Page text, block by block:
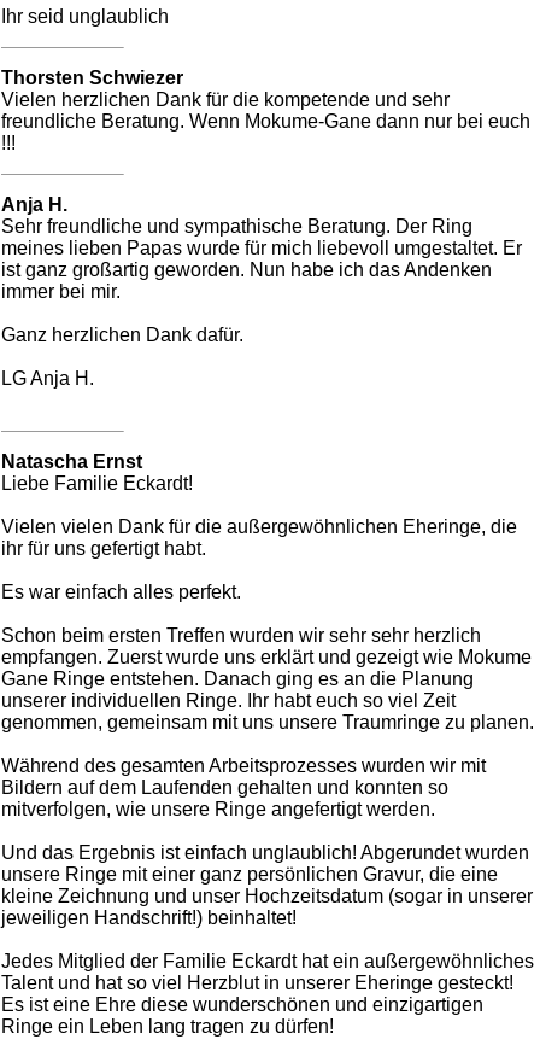
Ihr seid unglaublich
Thorsten Schwiezer
Vielen herzlichen Dank für die kompetende und sehr
freundliche Beratung. Wenn Mokume-Gane dann nur bei euch
!!!
Anja H.
Sehr freundliche und sympathische Beratung. Der Ring
meines lieben Papas wurde für mich liebevoll umgestaltet. Er
ist ganz großartig geworden. Nun habe ich das Andenken
immer bei mir.
Ganz herzlichen Dank dafür.
LG Anja H.
Natascha Ernst
Liebe Familie Eckardt!
Vielen vielen Dank für die außergewöhnlichen Eheringe, die
ihr für uns gefertigt habt.
Es war einfach alles perfekt.
Schon beim ersten Treffen wurden wir sehr sehr herzlich
empfangen. Zuerst wurde uns erklärt und gezeigt wie Mokume
Gane Ringe entstehen. Danach ging es an die Planung
unserer individuellen Ringe. Ihr habt euch so viel Zeit
genommen, gemeinsam mit uns unsere Traumringe zu planen.
Während des gesamten Arbeitsprozesses wurden wir mit
Bildern auf dem Laufenden gehalten und konnten so
mitverfolgen, wie unsere Ringe angefertigt werden.
Und das Ergebnis ist einfach unglaublich! Abgerundet wurden
unsere Ringe mit einer ganz persönlichen Gravur, die eine
kleine Zeichnung und unser Hochzeitsdatum (sogar in unserer
jeweiligen Handschrift!) beinhaltet!
Jedes Mitglied der Familie Eckardt hat ein außergewöhnliches
Talent und hat so viel Herzblut in unserer Eheringe gesteckt!
Es ist eine Ehre diese wunderschönen und einzigartigen
Ringe ein Leben lang tragen zu dürfen!